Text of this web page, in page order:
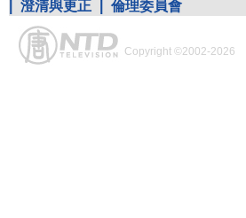
澄清與更正 倫理委員會
Copyright ©2002-2026